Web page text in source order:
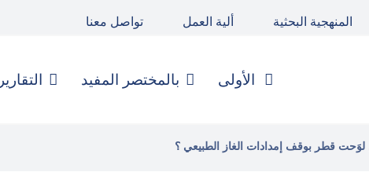
المنهجية البحثية ألية العمل تواصل معنا
الأولى بالمختصر المفيد التقارير
قطر بوقف إمدادات الغاز الطبيعي ؟